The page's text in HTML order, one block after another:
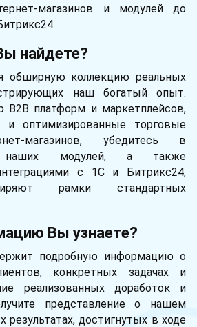
магазинов и модулей до
найдете?
обширную коллекцию реальных
наш богатый опыт.
B2B платформ и маркетплейсов,
и оптимизированные торговые
магазинов, убедитесь в
наших модулей, а также
с 1С и Битрикс24,
рамки стандартных
Вы узнаете?
подробную информацию о
конкретных задачах и
реализованных доработок и
представление о нашем
результатах, достигнутых в ходе